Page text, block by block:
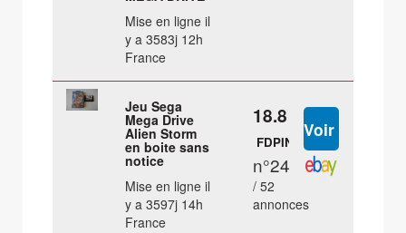
Mise en ligne il
y a 3583j 12h
France
Jeu Sega
Mega Drive
Alien Storm
en boite sans
notice
Mise en ligne il
y a 3597j 14h
France
18.8 €
FDPIN
n°24
/ 52
annonces